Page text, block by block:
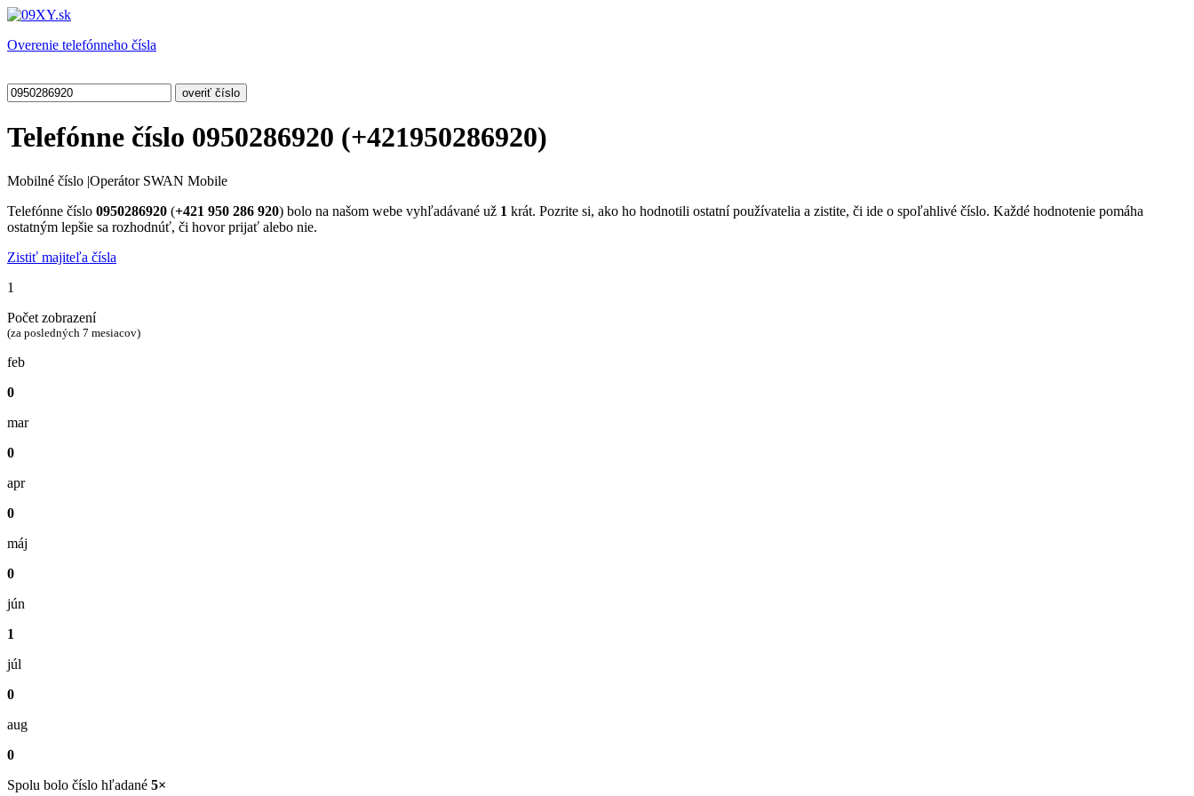
Overenie telefónneho čísla
Telefónne číslo 0950286920 (+421950286920)
Mobilné číslo |Operátor SWAN Mobile
Telefónne číslo 0950286920 (+421 950 286 920) bolo na našom webe vyhľadávané už 1 krát. Pozrite si, ako ho hodnotili ostatní používatelia a zistite, či ide o spoľahlivé číslo. Každé hodnotenie pomáha
ostatným lepšie sa rozhodnúť, či hovor prijať alebo nie.
Zistiť majiteľa čísla
1
Počet zobrazení
(za posledných 7 mesiacov)
feb
0
mar
0
apr
0
máj
0
jún
1
júl
0
aug
0
Spolu bolo číslo hľadané 5×